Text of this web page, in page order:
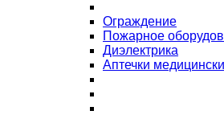
Ограждение
Пожарное
Диэлектрика
Аптечки